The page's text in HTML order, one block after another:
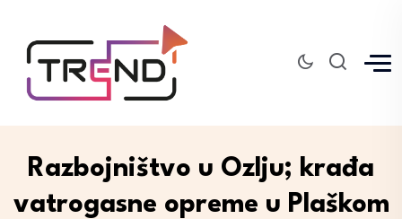
Razbojništvo u Ozlju; krađa
vatrogasne opreme u Plaškom